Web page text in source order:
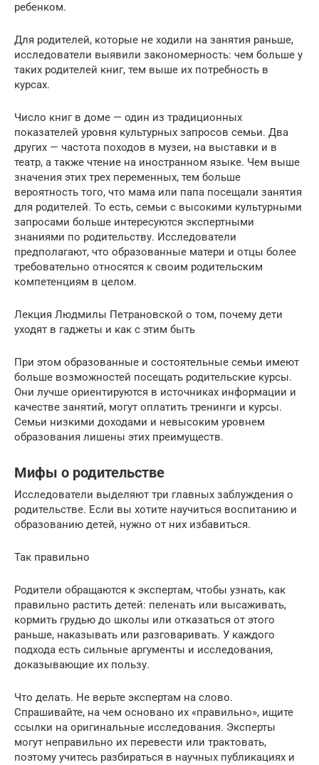
ребенком.
Для родителей, которые не ходили на занятия раньше,
исследователи выявили закономерность: чем больше у
таких родителей книг, тем выше их потребность в
курсах.
Число книг в доме — один из традиционных
показателей уровня культурных запросов семьи. Два
других — частота походов в музеи, на выставки и в
театр, а также чтение на иностранном языке. Чем выше
значения этих трех переменных, тем больше
вероятность того, что мама или папа посещали занятия
для родителей. То есть, семьи с высокими культурными
запросами больше интересуются экспертными
знаниями по родительству. Исследователи
предполагают, что образованные матери и отцы более
требовательно относятся к своим родительским
компетенциям в целом.
Лекция Людмилы Петрановской о том, почему дети
уходят в гаджеты и как с этим быть
При этом образованные и состоятельные семьи имеют
больше возможностей посещать родительские курсы.
Они лучше ориентируются в источниках информации и
качестве занятий, могут оплатить тренинги и курсы.
Семьи низкими доходами и невысоким уровнем
образования лишены этих преимуществ.
Мифы о родительстве
Исследователи выделяют три главных заблуждения о
родительстве. Если вы хотите научиться воспитанию и
образованию детей, нужно от них избавиться.
Так правильно
Родители обращаются к экспертам, чтобы узнать, как
правильно растить детей: пеленать или высаживать,
кормить грудью до школы или отказаться от этого
раньше, наказывать или разговаривать. У каждого
подхода есть сильные аргументы и исследования,
доказывающие их пользу.
Что делать. Не верьте экспертам на слово.
Спрашивайте, на чем основано их «правильно», ищите
ссылки на оригинальные исследования. Эксперты
могут неправильно их перевести или трактовать,
поэтому учитесь разбираться в научных публикациях и